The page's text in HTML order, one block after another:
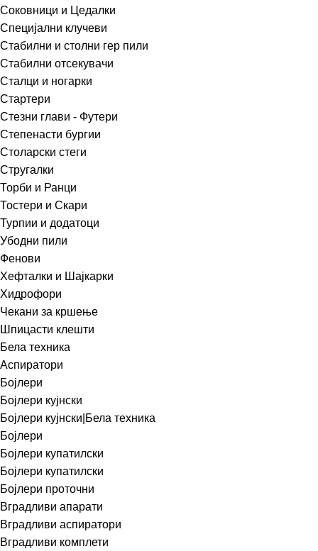
Соковници и Цедалки
Специјални клучеви
Стабилни и столни гер пили
Стабилни отсекувачи
Сталци и ногарки
Стартери
Стезни глави - Футери
Степенасти бургии
Столарски стеги
Стругалки
Торби и Ранци
Тостери и Скари
Турпии и додатоци
Убодни пили
Фенови
Хефталки и Шајкарки
Хидрофори
Чекани за кршење
Шпицасти клешти
Бела техника
Аспиратори
Бојлери
Бојлери кујнски
Бојлери кујнски|Бела техника
Бојлери
Бојлери купатилски
Бојлери купатилски
Бојлери проточни
Вградливи апарати
Вградливи аспиратори
Вградливи комплети